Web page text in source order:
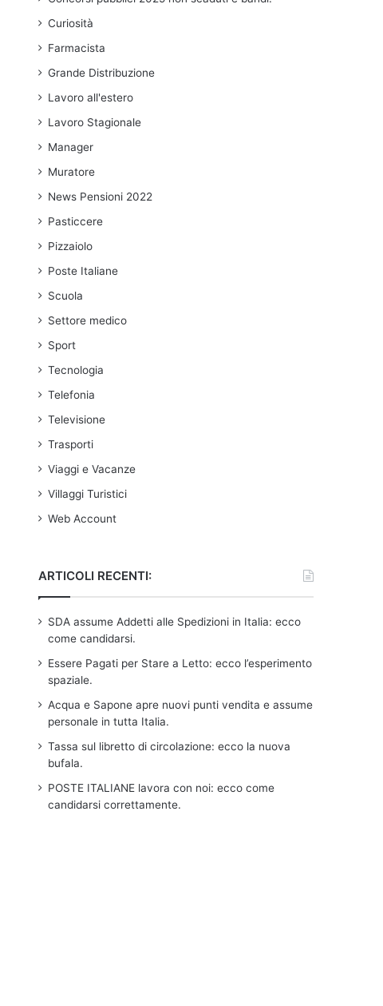
Curiosità
Farmacista
Grande Distribuzione
Lavoro all'estero
Lavoro Stagionale
Manager
Muratore
News Pensioni 2022
Pasticcere
Pizzaiolo
Poste Italiane
Scuola
Settore medico
Sport
Tecnologia
Telefonia
Televisione
Trasporti
Viaggi e Vacanze
Villaggi Turistici
Web Account
ARTICOLI RECENTI:
SDA assume Addetti alle Spedizioni in Italia: ecco
come candidarsi.
Essere Pagati per Stare a Letto: ecco l’esperimento
spaziale.
Acqua e Sapone apre nuovi punti vendita e assume
personale in tutta Italia.
Tassa sul libretto di circolazione: ecco la nuova
bufala.
POSTE ITALIANE lavora con noi: ecco come
candidarsi correttamente.